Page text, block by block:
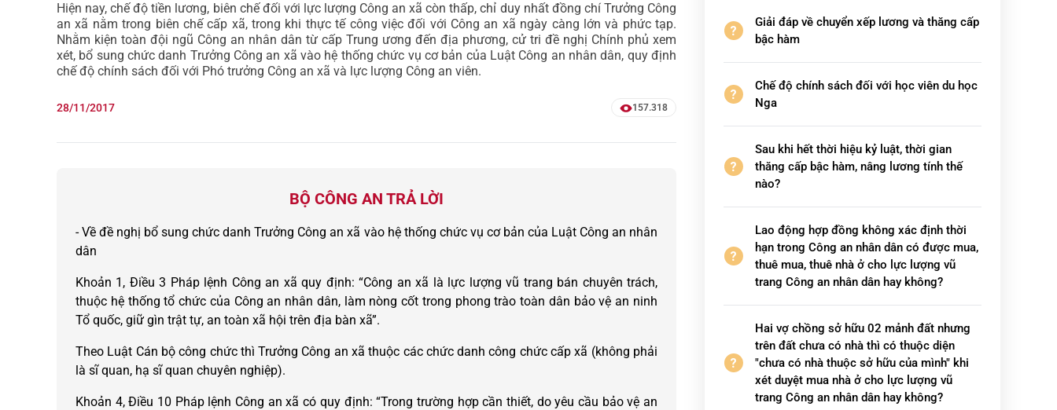
Hiện nay, chế độ tiền lương, biên chế đối với lực lượng Công an xã còn thấp, chỉ duy nhất đồng chí Trưởng Công
an xã nằm trong biên chế cấp xã, trong khi thực tế công việc đối với Công an xã ngày càng lớn và phức tạp.
Nhằm kiện toàn đội ngũ Công an nhân dân từ cấp Trung ương đến địa phương, cử tri đề nghị Chính phủ xem
xét, bổ sung chức danh Trưởng Công an xã vào hệ thống chức vụ cơ bản của Luật Công an nhân dân, quy định
chế độ chính sách đối với Phó trưởng Công an xã và lực lượng Công an viên.
28/11/2017 157.318
BỘ CÔNG AN TRẢ LỜI
- Về đề nghị bổ sung chức danh Trưởng Công an xã vào hệ thống chức vụ cơ bản của Luật Công an nhân
dân
Khoản 1, Điều 3 Pháp lệnh Công an xã quy định: “Công an xã là lực lượng vũ trang bán chuyên trách,
thuộc hệ thống tổ chức của Công an nhân dân, làm nòng cốt trong phong trào toàn dân bảo vệ an ninh
Tổ quốc, giữ gìn trật tự, an toàn xã hội trên địa bàn xã”.
Theo Luật Cán bộ công chức thì Trưởng Công an xã thuộc các chức danh công chức cấp xã (không phải
là sĩ quan, hạ sĩ quan chuyên nghiệp).
Khoản 4, Điều 10 Pháp lệnh Công an xã có quy định: “Trong trường hợp cần thiết, do yêu cầu bảo vệ an
Giải đáp về chuyển xếp lương và thăng cấp
bậc hàm
Chế độ chính sách đối với học viên du học
Nga
Sau khi hết thời hiệu kỷ luật, thời gian
thăng cấp bậc hàm, nâng lương tính thế
nào?
Lao động hợp đồng không xác định thời
hạn trong Công an nhân dân có được mua,
thuê mua, thuê nhà ở cho lực lượng vũ
trang Công an nhân dân hay không?
Hai vợ chồng sở hữu 02 mảnh đất nhưng
trên đất chưa có nhà thì có thuộc diện
"chưa có nhà thuộc sở hữu của mình" khi
xét duyệt mua nhà ở cho lực lượng vũ
trang Công an nhân dân hay không?